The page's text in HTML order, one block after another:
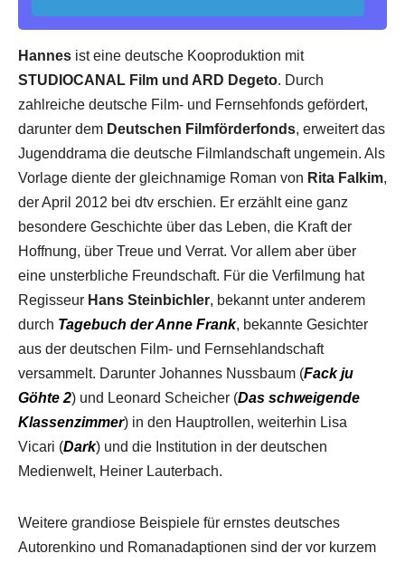
Hannes ist eine deutsche Kooproduktion mit
STUDIOCANAL Film und ARD Degeto. Durch
zahlreiche deutsche Film- und Fernsehfonds gefördert,
darunter dem Deutschen Filmförderfonds, erweitert das
Jugenddrama die deutsche Filmlandschaft ungemein. Als
Vorlage diente der gleichnamige Roman von Rita Falkim,
der April 2012 bei dtv erschien. Er erzählt eine ganz
besondere Geschichte über das Leben, die Kraft der
Hoffnung, über Treue und Verrat. Vor allem aber über
eine unsterbliche Freundschaft. Für die Verfilmung hat
Regisseur Hans Steinbichler, bekannt unter anderem
durch Tagebuch der Anne Frank, bekannte Gesichter
aus der deutschen Film- und Fernsehlandschaft
versammelt. Darunter Johannes Nussbaum (Fack ju
Göhte 2) und Leonard Scheicher (Das schweigende
Klassenzimmer) in den Hauptrollen, weiterhin Lisa
Vicari (Dark) und die Institution in der deutschen
Medienwelt, Heiner Lauterbach.
Weitere grandiose Beispiele für ernstes deutsches
Autorenkino und Romanadaptionen sind der vor kurzem